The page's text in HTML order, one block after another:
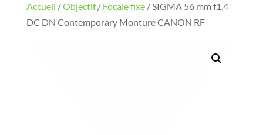
Accueil /Objectif/ Focale fixe/ SIGMA 56 mm f1.4
DC DN Contemporary Monture CANON RF